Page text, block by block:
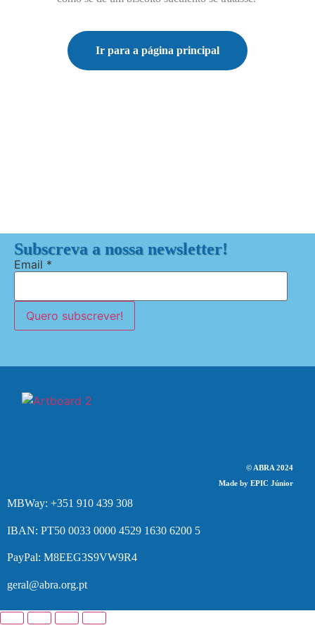
Ir para a página principal
Subscreva a nossa newsletter!
Email *
Quero subscrever!
© ABRA 2024
Made by EPIC Júnior
MBWay: +351 910 439 308
IBAN: PT50 0033 0000 4529 1630 6200 5
PayPal: M8EEG3S9VW9R4
geral@abra.org.pt